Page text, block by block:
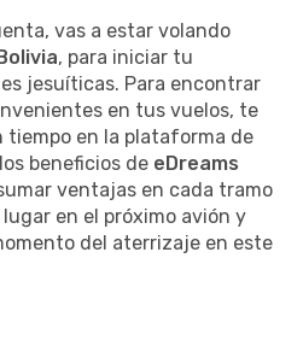
vas a estar volando
, para iniciar tu
jesuíticas. Para encontrar
en tus vuelos, te
tiempo en la plataforma de
beneficios de eDreams
ventajas en cada tramo
en el próximo avión y
del aterrizaje en este